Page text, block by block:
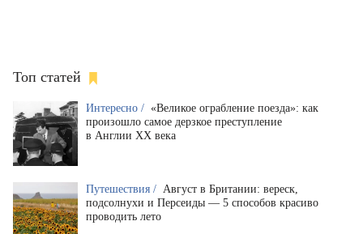
Топ статей
Интересно / «Великое ограбление поезда»: как
произошло самое дерзкое преступление
в Англии XX века
Путешествия / Август в Британии: вереск,
подсолнухи и Персеиды — 5 способов красиво
проводить лето